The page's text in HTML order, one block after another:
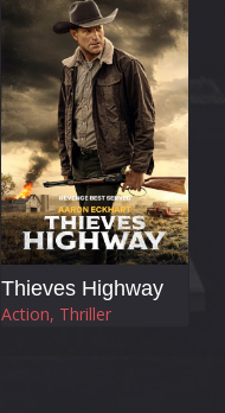
Thieves Highway
Action, Thriller